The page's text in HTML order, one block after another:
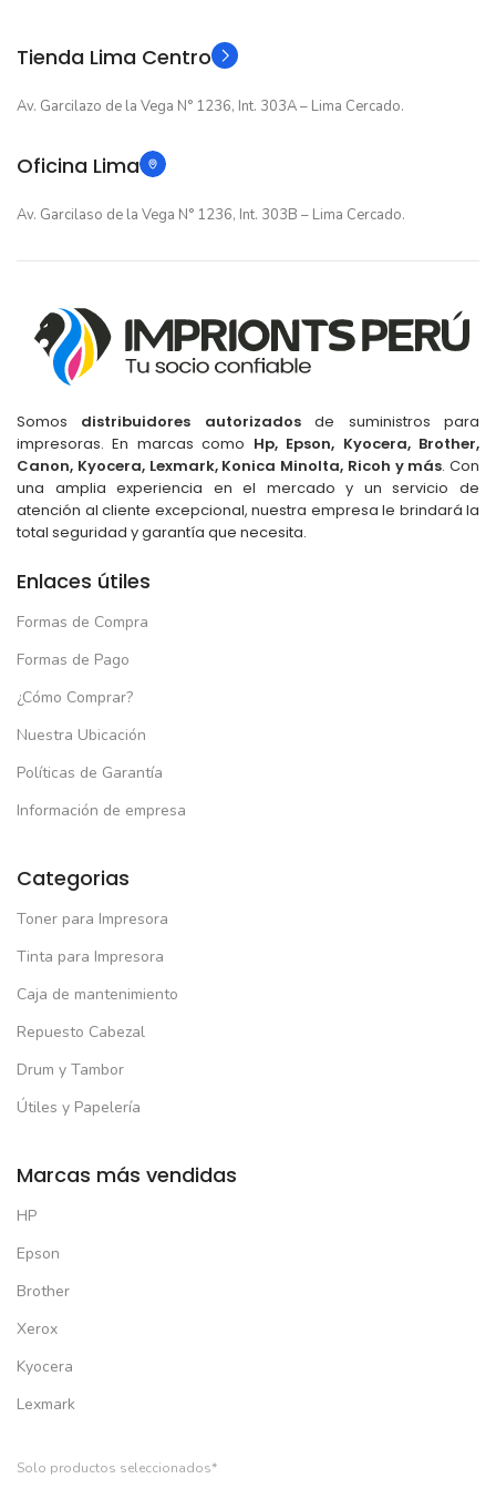
Tienda Lima Centro
Av. Garcilazo de la Vega N° 1236, Int. 303A – Lima Cercado.
Oficina Lima
Av. Garcilaso de la Vega N° 1236, Int. 303B – Lima Cercado.
Somos distribuidores autorizadosde suministros para
impresoras. En marcas como Hp, Epson, Kyocera, Brother,
Canon, Kyocera, Lexmark, Konica Minolta, Ricoh y más. Con
una amplia experiencia en el mercado y un servicio de
atención al cliente excepcional, nuestra empresa le brindará la
total seguridad y garantía que necesita.
Enlaces útiles
Formas de Compra
Formas de Pago
¿Cómo Comprar?
Nuestra Ubicación
Políticas de Garantía
Información de empresa
Categorias
Toner para Impresora
Tinta para Impresora
Caja de mantenimiento
Repuesto Cabezal
Drum y Tambor
Útiles y Papelería
Marcas más vendidas
HP
Epson
Brother
Xerox
Kyocera
Lexmark
Solo productos seleccionados*